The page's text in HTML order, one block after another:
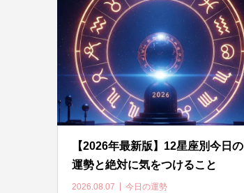
【2026年最新版】12星座別今日の
運勢と絶対に気をつけること
2026.08.07 今日の運勢